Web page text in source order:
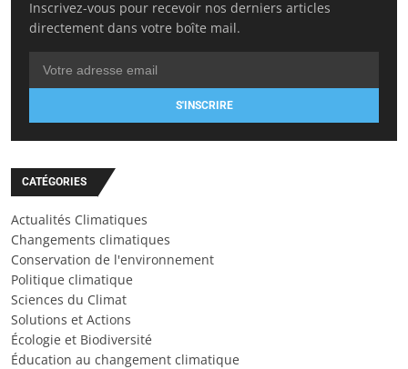
Inscrivez-vous pour recevoir nos derniers articles
directement dans votre boîte mail.
S'INSCRIRE
CATÉGORIES
Actualités Climatiques
Changements climatiques
Conservation de l'environnement
Politique climatique
Sciences du Climat
Solutions et Actions
Écologie et Biodiversité
Éducation au changement climatique